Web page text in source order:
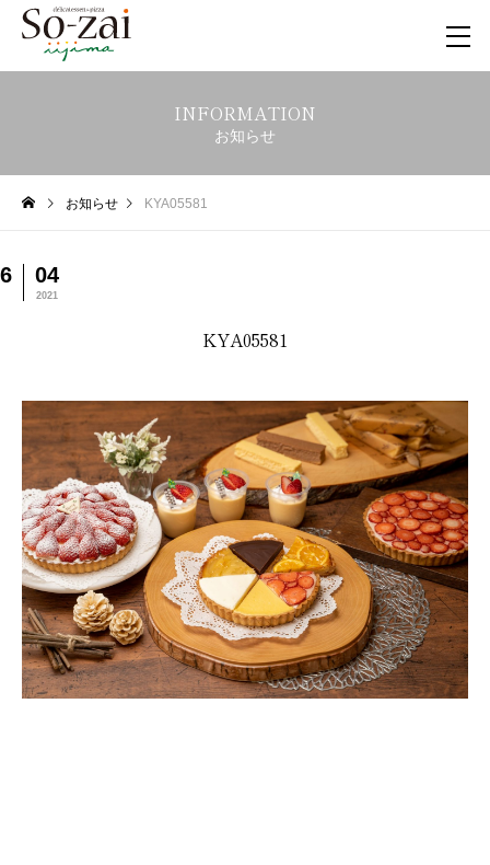
INFORMATION
お知らせ
お知らせ KYA05581
6 04
2021
KYA05581